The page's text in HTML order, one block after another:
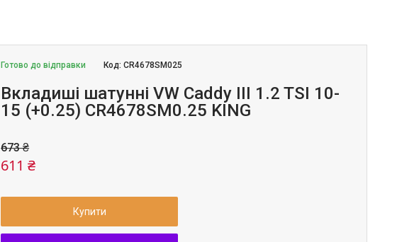
Готово до відправки Код:CR4678SM025
Вкладиші шатунні VW Caddy III 1.2 TSI 10-
15 (+0.25) CR4678SM0.25 KING
673 ₴
611 ₴
Купити